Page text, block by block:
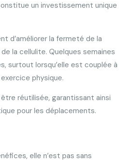
un investissement unique
d’améliorer la fermeté de la
la cellulite. Quelques semaines
surtout lorsqu’elle est couplée à
physique.
réutilisée, garantissant ainsi
pour les déplacements.
elle n’est pas sans